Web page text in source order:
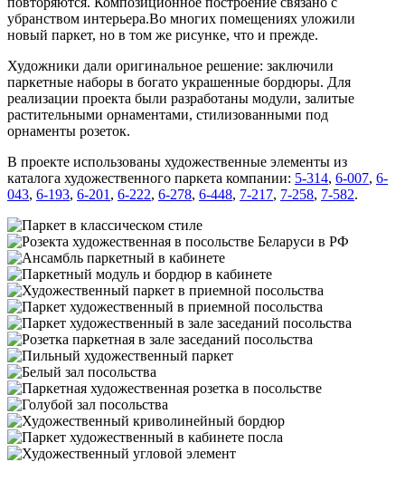
убранством интерьера.Во многих помещениях уложили
новый паркет, но в том же рисунке, что и прежде.
Художники дали оригинальное решение: заключили
паркетные наборы в богато украшенные бордюры. Для
реализации проекта были разработаны модули, залитые
растительными орнаментами, стилизованными под
орнаменты розеток.
В проекте использованы художественные элементы из
каталога художественного паркета компании: 5-314, 6-007, 6-
043, 6-193, 6-201 , 6-222, 6-278, 6-448, 7-217, 7-258, 7-582.